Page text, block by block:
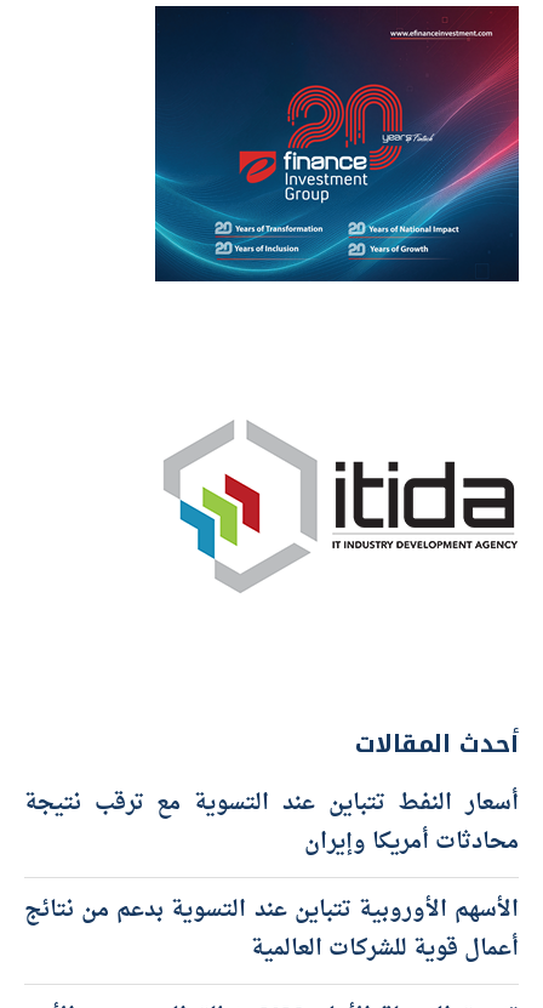
أحدث المقالات
أسعار النفط تتباين عند التسوية مع ترقب نتيجة
محادثات أمريكا وإيران
الأسهم الأوروبية تتباين عند التسوية بدعم من نتائج
أعمال قوية للشركات العالمية